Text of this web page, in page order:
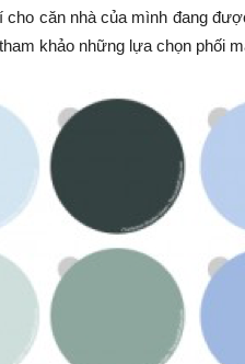
căn nhà của mình đang
khảo những lựa chọn phối